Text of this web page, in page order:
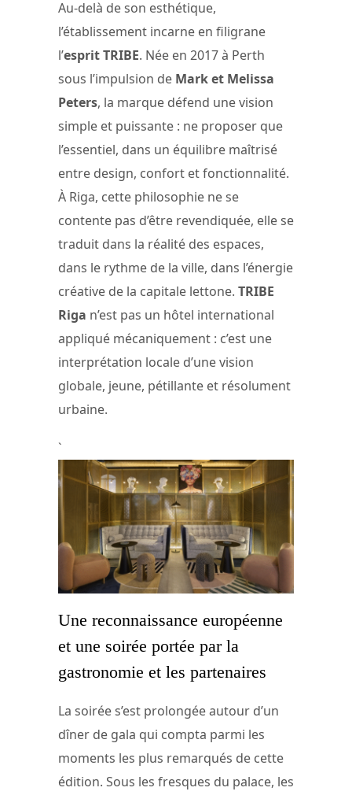
Au-delà de son esthétique,
l’établissement incarne en filigrane
l’esprit TRIBE. Née en 2017 à Perth
sous l’impulsion de Mark et Melissa
Peters, la marque défend une vision
simple et puissante : ne proposer que
l’essentiel, dans un équilibre maîtrisé
entre design, confort et fonctionnalité.
À Riga, cette philosophie ne se
contente pas d’être revendiquée, elle se
traduit dans la réalité des espaces,
dans le rythme de la ville, dans l’énergie
créative de la capitale lettone. TRIBE
Riga n’est pas un hôtel international
appliqué mécaniquement : c’est une
interprétation locale d’une vision
globale, jeune, pétillante et résolument
urbaine.
`
Une reconnaissance européenne
et une soirée portée par la
gastronomie et les partenaires
La soirée s’est prolongée autour d’un
dîner de gala qui compta parmi les
moments les plus remarqués de cette
édition. Sous les fresques du palace, les